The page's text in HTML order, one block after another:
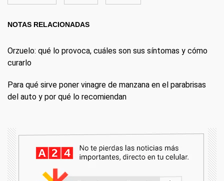
NOTAS RELACIONADAS
Orzuelo: qué lo provoca, cuáles son sus síntomas y cómo
curarlo
Para qué sirve poner vinagre de manzana en el parabrisas
del auto y por qué lo recomiendan